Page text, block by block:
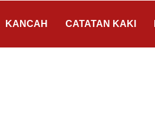
KANCAH CATATAN KAKI